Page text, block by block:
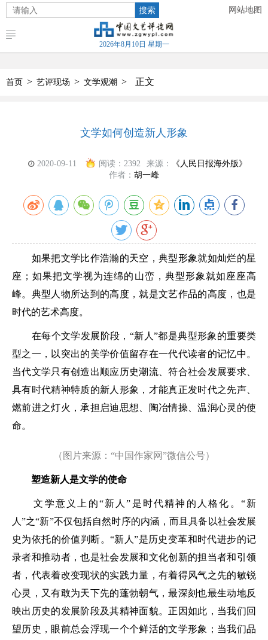
搜索 网站地图
2026年8月10日 星期一
首页 > 艺评现场 > 文学观潮 > 正文
文学如何创造新人形象
2020-09-11 阅读： 2392 来源：
《人民日报海外版》
作者： 胡一峰
如果把文学比作浩瀚的天空，典型形象就如灿烂的星
座；如果把文学视为连绵的山峦，典型形象就如座座高
峰。典型人物所达到的高度，就是文艺作品的高度，也是
时代的艺术高度。
在每个文学发展阶段，“新人”都是典型形象的重要类
型之一，以突出的美学价值留存在一代代读者的记忆中。
当代文学只有创造出顺应历史潮流、符合社会发展要求、
具有时代精神特质的新人形象，才能真正发时代之先声、
燃前进之灯火，承担启迪思想、陶冶情操、温润心灵的使
命。
（图片来源：“中国作家网”微信公号）
塑造新人是文学的使命
文学意义上的“新人”是时代精神的人格化。“新
人”之“新”不仅包括自然时序的内涵，而且具备以社会发展
史为依托的价值判断。“新人”是历史变革和时代进步的记
录者和推动者，也是社会发展和文化创新的担当者和引领
者，代表着改变现状的实践力量，有着得风气之先的敏锐
心灵，又有敢为天下先的蓬勃朝气，最深刻也最生动地反
映出历史的发展阶段及其精神面貌。正因如此，当我们回
望历史，眼前总会浮现一个个鲜活的文学形象；当我们品